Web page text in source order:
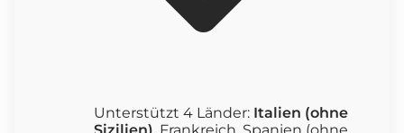
Unterstützt 4 Länder: Italien (ohne